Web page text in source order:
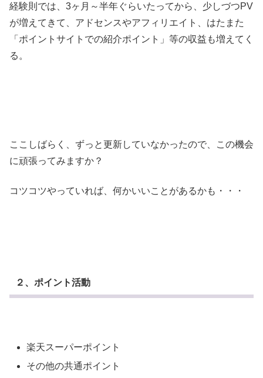
経験則では、3ヶ月～半年ぐらいたってから、少しづつPV
が増えてきて、アドセンスやアフィリエイト、はたまた
「ポイントサイトでの紹介ポイント」等の収益も増えてく
る。
ここしばらく、ずっと更新していなかったので、この機会
に頑張ってみますか？
コツコツやっていれば、何かいいことがあるかも・・・
２、ポイント活動
楽天スーパーポイント
その他の共通ポイント